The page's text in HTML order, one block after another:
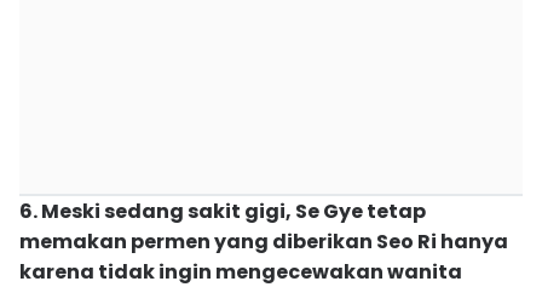
6. Meski sedang sakit gigi, Se Gye tetap
memakan permen yang diberikan Seo Ri hanya
karena tidak ingin mengecewakan wanita